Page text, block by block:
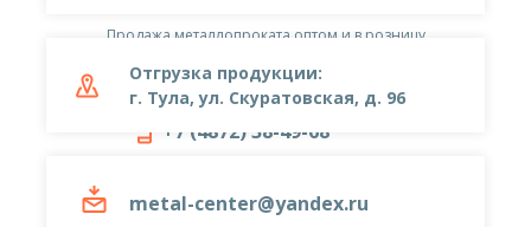
Отгрузка продукции:
г. Тула, ул. Скуратовская, д. 96
metal-center@yandex.ru
Продажа металлопроката оптом и в розницу
+7 (4872) 38-49-68
г. Тула, ул. Тургеневская